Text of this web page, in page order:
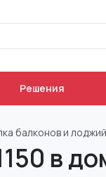
Решения
балконов и
в